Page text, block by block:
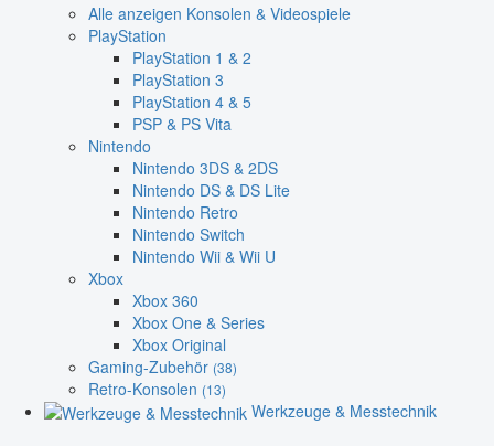
Alle anzeigen Konsolen & Videospiele
PlayStation
PlayStation 1 & 2
PlayStation 3
PlayStation 4 & 5
PSP & PS Vita
Nintendo
Nintendo 3DS & 2DS
Nintendo DS & DS Lite
Nintendo Retro
Nintendo Switch
Nintendo Wii & Wii U
Xbox
Xbox 360
Xbox One & Series
Xbox Original
Gaming-Zubehör (38)
Retro-Konsolen (13)
Werkzeuge & Messtechnik